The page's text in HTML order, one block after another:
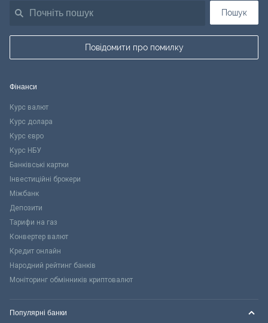
Пошук
Повідомити про помилку
Фінанси
Курс валют
Курс долара
Курс євро
Курс НБУ
Банківські картки
Інвестиційні брокери
Міжбанк
Депозити
Тарифи на газ
Конвертер валют
Кредит онлайн
Народний рейтинг банків
Моніторинг обмінників криптовалют
Популярні банки